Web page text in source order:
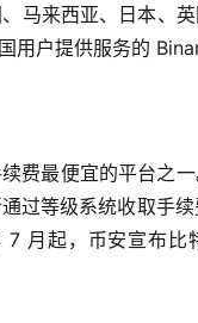
马来西亚、日本、
户提供服务的
费最便宜的平台之
过等级系统收取手
月起，币安宣布